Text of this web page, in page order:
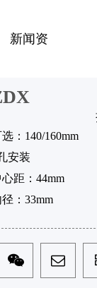
新闻资
：140/160mm
安装
距：44mm
径：33mm